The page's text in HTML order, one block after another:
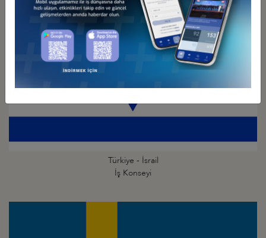
Türkiye - İsrail
İş Konseyi